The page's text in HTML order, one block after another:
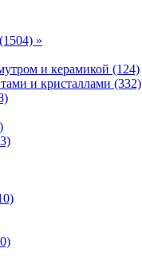
»
и керамикой (124)
и кристаллами (332)